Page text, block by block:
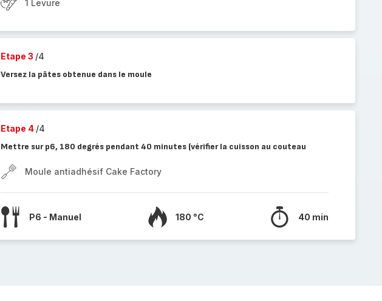
1 Levure
Etape 3 /4
Versez la pâtes obtenue dans le moule
Etape 4 /4
Mettre sur p6, 180 degrés pendant 40 minutes (vérifier la cuisson au couteau
Moule antiadhésif Cake Factory
P6 - Manuel 180 °C 40 min